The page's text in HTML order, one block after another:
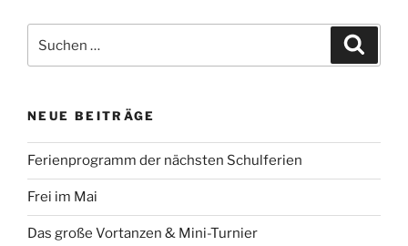
nach:
NEUE BEITRÄGE
Ferienprogramm der nächsten Schulferien
Frei im Mai
Das große Vortanzen & Mini-Turnier